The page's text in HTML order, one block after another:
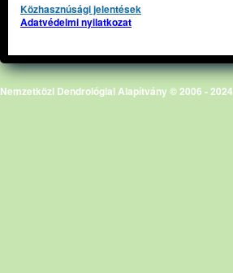
Közhasznúsági jelentések
Adatvédelmi nyilatkozat
Nemzetközi Dendrológiai Alapítvány © 2006 - 2024